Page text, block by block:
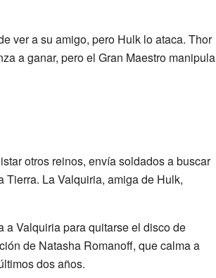
ver a su amigo, pero Hulk lo ataca. Thor
a ganar, pero el Gran Maestro manipula
otros reinos, envía soldados a buscar
La Valquiria, amiga de Hulk,
a Valquiria para quitarse el disco de
de Natasha Romanoff, que calma a
dos años.